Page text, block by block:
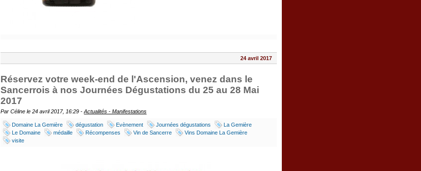
24 avril 2017
Réservez votre week-end de l'Ascension, venez dans le
Sancerrois à nos Journées Dégustations du 25 au 28 Mai
2017
Par Céline le 24 avril 2017, 16:29 - Actualités - Manifestations
Domaine La Gemière dégustation Evènement Journées dégustations
La Gemière
Le Domaine
médaille Récompenses Vin de Sancerre
Vins Domaine La Gemière
visite